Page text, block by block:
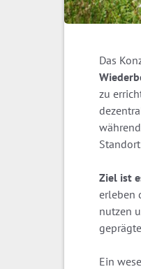
Das
zu
Ziel ist
erleben
nutzen
Ein